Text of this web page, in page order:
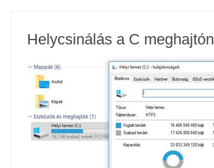
Helycsinálás a C meghajtón